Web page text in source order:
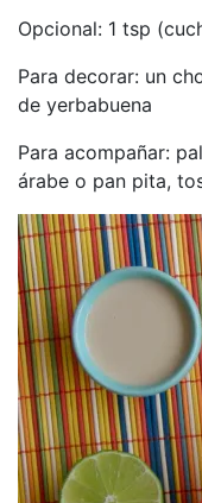
Opcional: 1 tsp
Para decorar: un
de yerbabuena
Para acompañar:
árabe o pan pita,